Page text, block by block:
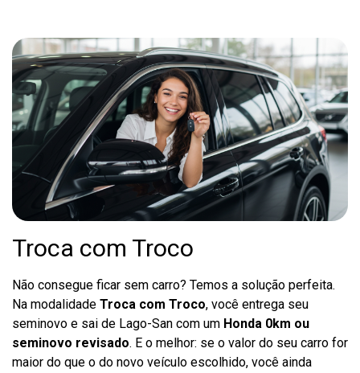
Troca com Troco
Não consegue ficar sem carro? Temos a solução perfeita.
Na modalidade Troca com Troco, você entrega seu
seminovo e sai de Lago-San com um Honda 0km ou
seminovo revisado. E o melhor: se o valor do seu carro for
maior do que o do novo veículo escolhido, você ainda